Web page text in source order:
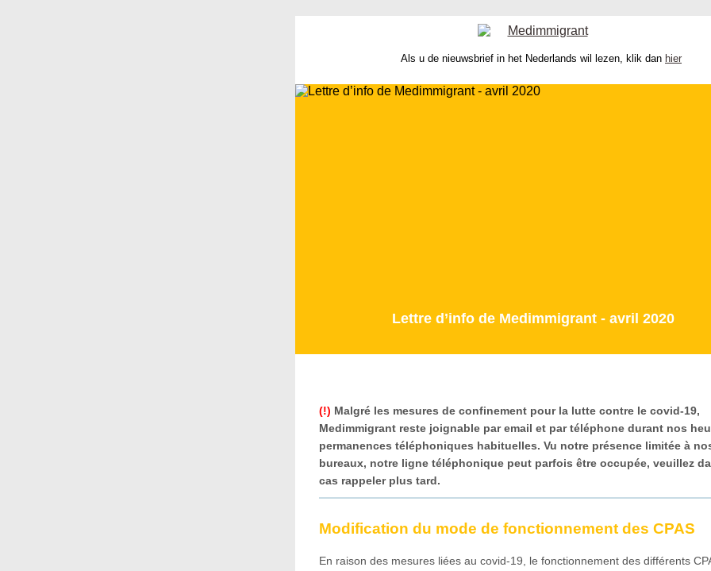
Als u de nieuwsbrief in het Nederlands wil lezen, klik dan hier
Lettre d’info de Medimmigrant - avril 2020
(!) Malgré les mesures de confinement pour la lutte contre le covid-19,
Medimmigrant reste joignable par email et par téléphone durant nos
permanences téléphoniques habituelles. Vu notre présence limitée à
bureaux, notre ligne téléphonique peut parfois être occupée, veuillez
cas rappeler plus tard.
Modification du mode de fonctionnement des CPAS
En raison des mesures liées au covid-19, le fonctionnement des différents